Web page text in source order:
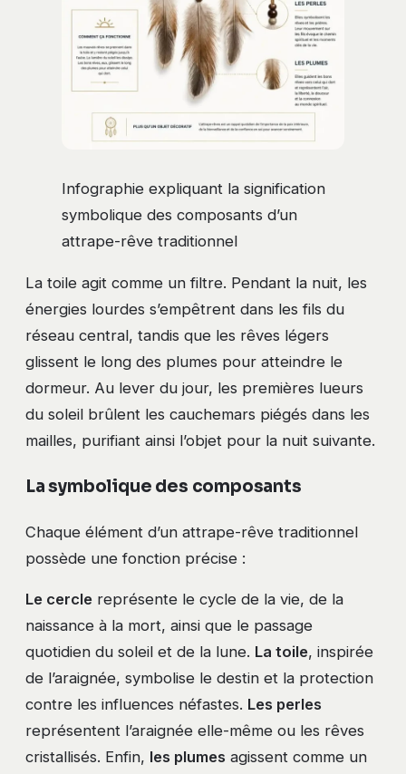
Infographie expliquant la signification
symbolique des composants d’un
attrape-rêve traditionnel
La toile agit comme un filtre. Pendant la nuit, les
énergies lourdes s’empêtrent dans les fils du
réseau central, tandis que les rêves légers
glissent le long des plumes pour atteindre le
dormeur. Au lever du jour, les premières lueurs
du soleil brûlent les cauchemars piégés dans les
mailles, purifiant ainsi l’objet pour la nuit suivante.
La symbolique des composants
Chaque élément d’un attrape-rêve traditionnel
possède une fonction précise :
Le cercle représente le cycle de la vie, de la
naissance à la mort, ainsi que le passage
quotidien du soleil et de la lune. La toile, inspirée
de l’araignée, symbolise le destin et la protection
contre les influences néfastes. Les perles
représentent l’araignée elle-même ou les rêves
cristallisés. Enfin, les plumes agissent comme un